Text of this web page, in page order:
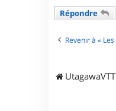
Répondre
Revenir à «